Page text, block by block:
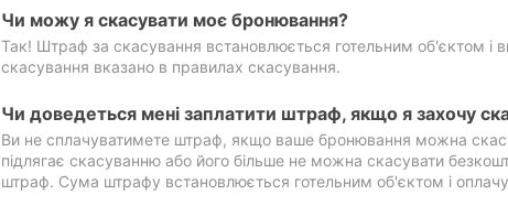
Чи можу я скасувати моє бронювання?
Так! Штраф за скасування встановлюється готельним об'єктом і
скасування вказано в правилах скасування.
Чи доведеться мені заплатити штраф, якщо я захочу
Ви не сплачуватимете штраф, якщо ваше бронювання можна
підлягає скасуванню або його більше не можна скасувати
штраф. Сума штрафу встановлюється готельним об'єктом і